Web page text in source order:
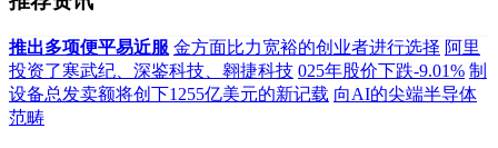
推出多项便平易近服 金方面比力宽裕的创业者进行选择 阿里
投资了寒武纪、深鉴科技、翱捷科技 025年股价下跌-9.01% 制
设备总发卖额将创下1255亿美元的新记载 向AI的尖端半导体
范畴